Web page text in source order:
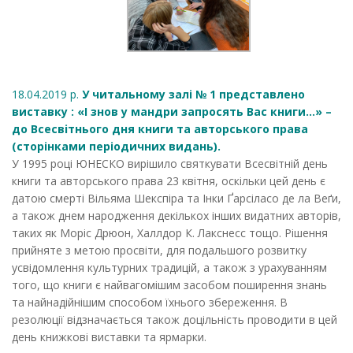
18.04.2019 р. У читальному залі № 1 представлено
виставку : «І знов у мандри запросять Вас книги…» –
до Всесвітнього дня книги тa авторського права
(сторінками періодичних видань).
У 1995 році ЮНЕСКО вирішило святкувати Всесвітній день
книги та авторського права 23 квітня, оскільки цей день є
датою смерті Вільяма Шекспіра та Інки Ґарсіласо де ла Веґи,
а також днем народження декількох інших видатних авторів,
таких як Моріс Дрюон, Халлдор К. Лакснесс тощо. Рішення
прийняте з метою просвіти, для подальшого розвитку
усвідомлення культурних традицій, а також з урахуванням
того, що книги є найвагомішим засобом поширення знань
та найнадійнішим способом їхнього збереження. В
резолюції відзначається також доцільність проводити в цей
день книжкові виставки та ярмарки.